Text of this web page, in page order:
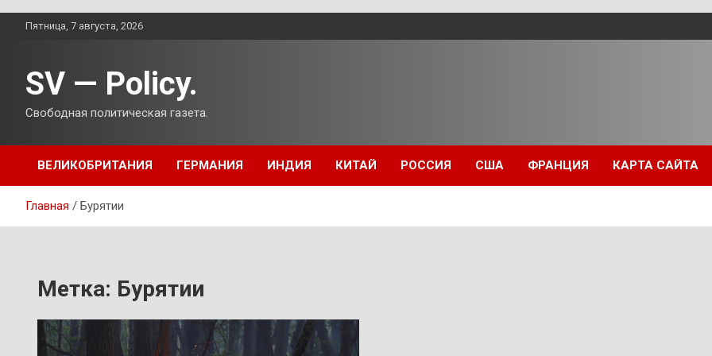
ПерейтиПятница, 7 августа, 2026
SV — Policy.
Свободная политическая газета.
ВЕЛИКОБРИТАНИЯ ГЕРМАНИЯ ИНДИЯ КИТАЙ РОССИЯ США ФРАНЦИЯ КАРТА САЙТА
Главная Бурятии
Метка: Бурятии